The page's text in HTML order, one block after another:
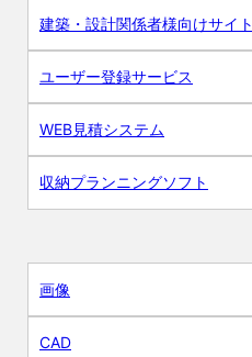
建築・設計関係者様向けサイト
ユーザー登録サービス
WEB見積システム
収納プランニングソフト
画像
CAD